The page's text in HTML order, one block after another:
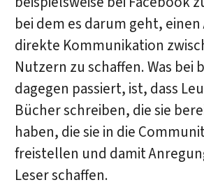
bei dem es darum geht,
direkte Kommunikation
Nutzern zu schaffen. Was bei
dagegen passiert, ist, dass
Bücher schreiben, die sie
haben, die sie in die
freistellen und damit
Leser schaffen.